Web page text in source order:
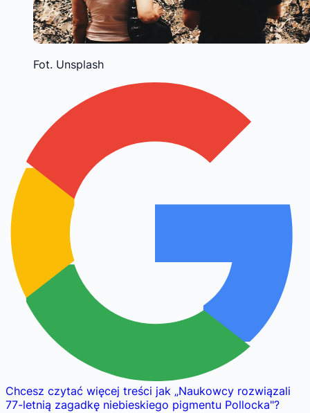
Fot. Unsplash
Chcesz czytać więcej treści jak „Naukowcy rozwiązali
77-letnią zagadkę niebieskiego pigmentu Pollocka"?